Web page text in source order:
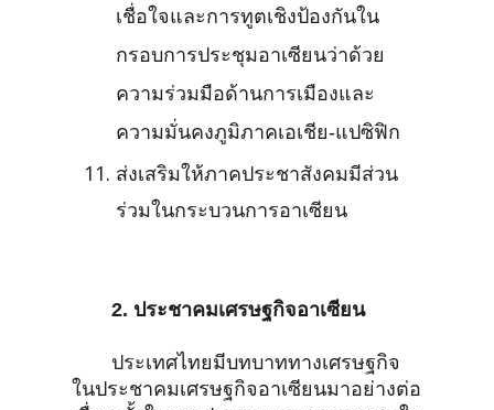
เชื่อใจและการทูตเชิงป้องกันใน
กรอบการประชุมอาเซียนว่าด้วย
ความร่วมมือด้านการเมืองและ
ความมั่นคงภูมิภาคเอเชีย-แปซิฟิก
ส่งเสริมให้ภาคประชาสังคมมีส่วน
ร่วมในกระบวนการอาเซียน
2. ประชาคมเศรษฐกิจอาเซียน
ประเทศไทยมีบทบาททางเศรษฐกิจ
ในประชาคมเศรษฐกิจอาเซียนมาอย่างต่อ